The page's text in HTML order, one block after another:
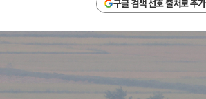
구글 검색 선호 출처로 추가